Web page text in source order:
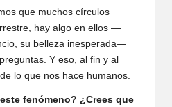
que muchos círculos
hay algo en ellos —
su belleza inesperada—
Y eso, al fin y al
lo que nos hace humanos.
fenómeno? ¿Crees que